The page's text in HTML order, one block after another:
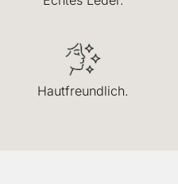
Hautfreundlich.